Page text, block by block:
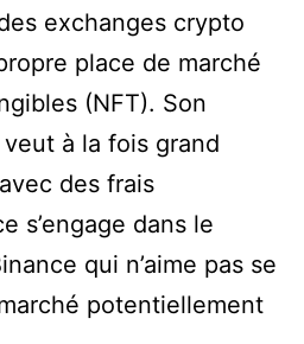
exchanges crypto
place de marché
(NFT). Son
à la fois grand
des frais
s’engage dans le
qui n’aime pas se
potentiellement